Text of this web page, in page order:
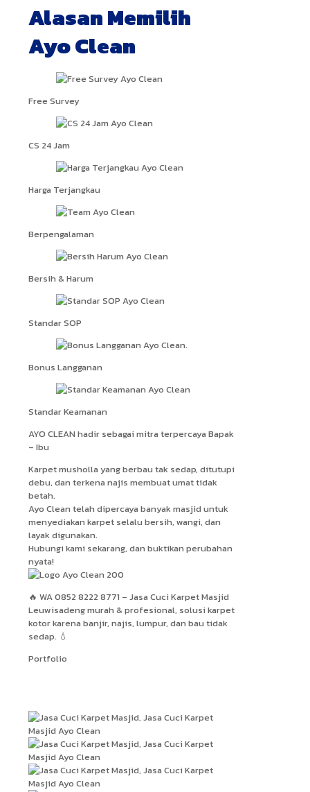
Alasan Memilih
Ayo Clean
Free Survey
CS 24 Jam
Harga Terjangkau
Berpengalaman
Bersih & Harum
Standar SOP
Bonus Langganan
Standar Keamanan
AYO CLEAN hadir sebagai mitra terpercaya Bapak
– Ibu
Karpet musholla yang berbau tak sedap, ditutupi
debu, dan terkena najis membuat umat tidak
betah.
Ayo Clean telah dipercaya banyak masjid untuk
menyediakan karpet selalu bersih, wangi, dan
layak digunakan.
Hubungi kami sekarang, dan buktikan perubahan
nyata!
🔥 WA 0852 8222 8771 – Jasa Cuci Karpet Masjid
Leuwisadeng murah & profesional, solusi karpet
kotor karena banjir, najis, lumpur, dan bau tidak
sedap. 💧
Portfolio